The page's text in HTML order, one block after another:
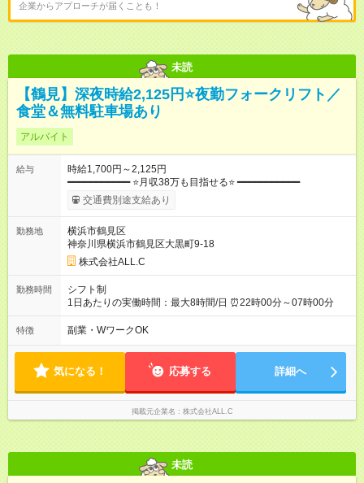
企業からアプローチが届くことも！
未読
【鶴見】深夜時給2,125円⭐夜勤フォークリフト／
食堂＆無料駐車場あり
アルバイト
給与
時給1,700円～2,125円
━━━━━━━━━━━ ⭐月収38万も目指せる⭐ ━━━━━━━━━━━
交通費別途支給あり
勤務地
横浜市鶴見区
神奈川県横浜市鶴見区大黒町9-18
株式会社ALL.C
勤務時間
シフト制
1日あたりの実働時間：最大8時間/日 ⏰22時00分～07時00分
特徴 副業・WワークOK
気になる！ 応募する 詳細へ
掲載元企業名 株式会社ALL.C
未読